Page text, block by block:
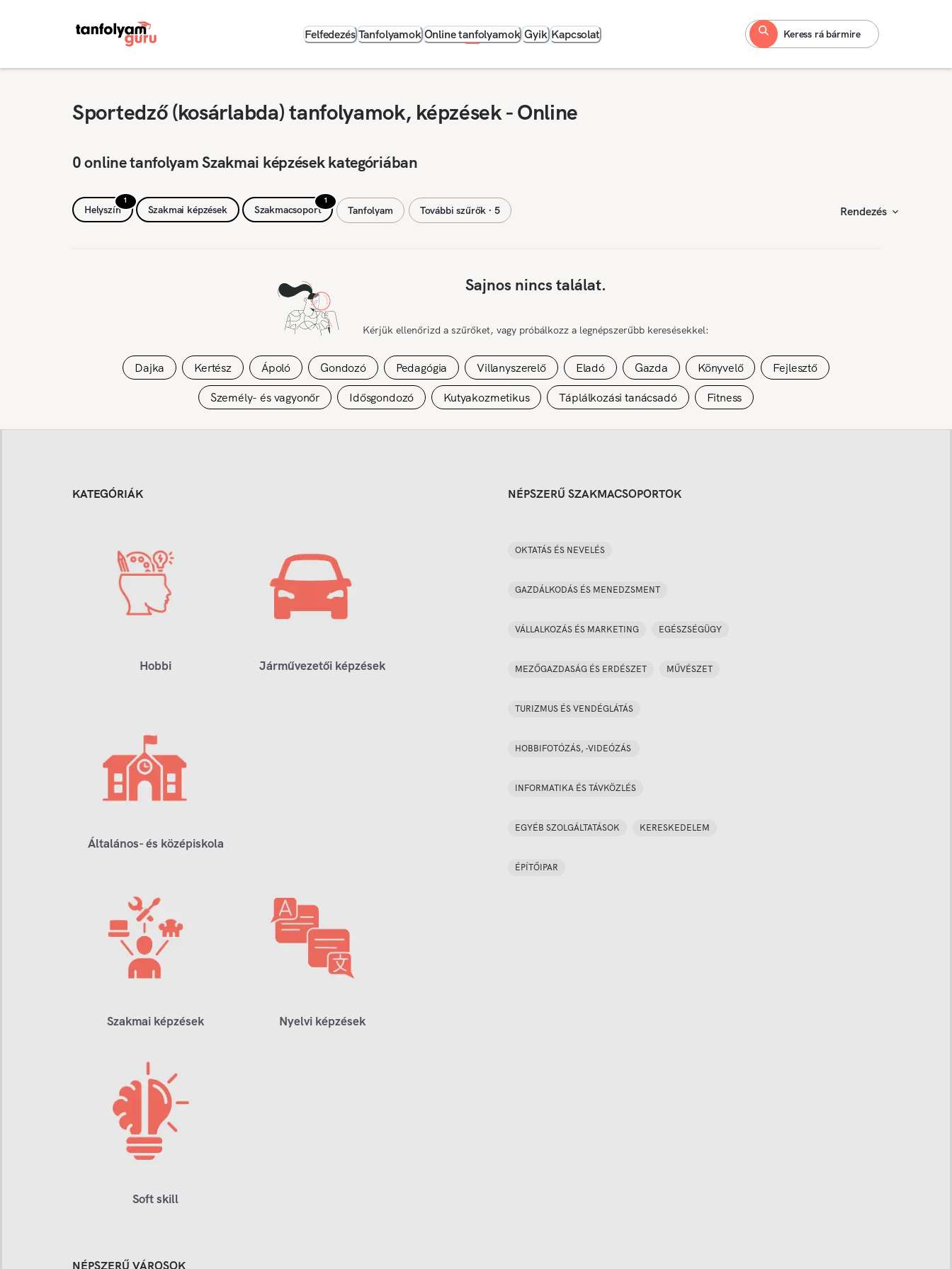
Felfedezés Tanfolyamok Online tanfolyamok Gyik Kapcsolat Keress rá bármire
Sportedző (kosárlabda) tanfolyamok, képzések - Online
0 online tanfolyam Szakmai képzések kategóriában
1
Helyszín Szakmai képzések
1
Szakmacsoport Tanfolyam További szűrők ∙ 5 Rendezés
Sajnos nincs találat.
Kérjük ellenőrizd a szűrőket, vagy próbálkozz a legnépszerűbb keresésekkel:
Dajka Kertész Ápoló Gondozó Pedagógia Villanyszerelő Eladó Gazda Könyvelő
Fejlesztő
Személy- és vagyonőr
Idősgondozó Kutyakozmetikus Táplálkozási tanácsadó Fitness
KATEGÓRIÁK
Hobbi Járművezetői képzések
Általános- és középiskola
Szakmai képzések Nyelvi képzések
Soft skill
NÉPSZERŰ SZAKMACSOPORTOK
OKTATÁS ÉS NEVELÉS
GAZDÁLKODÁS ÉS MENEDZSMENT
VÁLLALKOZÁS ÉS MARKETING EGÉSZSÉGÜGY
MEZŐGAZDASÁG ÉS ERDÉSZET MŰVÉSZET
TURIZMUS ÉS VENDÉGLÁTÁS
HOBBIFOTÓZÁS, -VIDEÓZÁS
INFORMATIKA ÉS TÁVKÖZLÉS
EGYÉB SZOLGÁLTATÁSOK KERESKEDELEM
ÉPÍTŐIPAR
NÉPSZERŰ VÁROSOK